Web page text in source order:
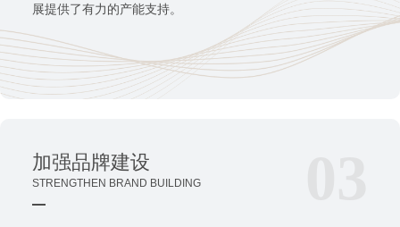
展提供了有力的产能支持。
加强品牌建设
STRENGTHEN BRAND BUILDING